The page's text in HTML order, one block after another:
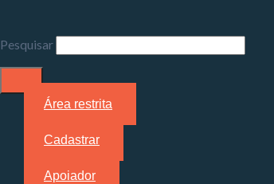
Pesquisar
Área restrita
Cadastrar
Apoiador